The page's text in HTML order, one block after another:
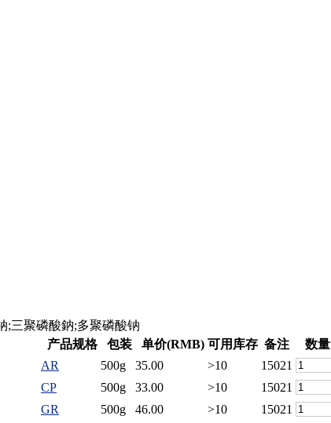
;三聚磷酸鈉;多聚磷酸钠
产品规格 包装 单价(RMB) 可用库存 备注
数量
AR 500g 35.00 >10
15021
CP 500g 33.00 >10
15021
GR 500g 46.00 >10
15021